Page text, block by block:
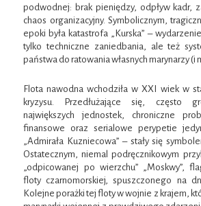
podwodnej: brak pieniędzy, odpływ kadr,
chaos organizacyjny. Symbolicznym,
epoki była katastrofa „Kurska” –
tylko techniczne zaniedbania, ale też
państwa do ratowania własnych marynarzy (i
Flota nawodna wchodziła w XXI wiek w
kryzysu. Przedłużające się, często
największych jednostek, chroniczne
finansowe oraz serialowe perypetie
„Admirała Kuzniecowa” – stały się
Ostatecznym, niemal podręcznikowym
„odpicowanej po wierzchu” „Moskwy”,
floty czarnomorskiej, spuszczonego na
Kolejne porażki tej floty w wojnie z krajem,